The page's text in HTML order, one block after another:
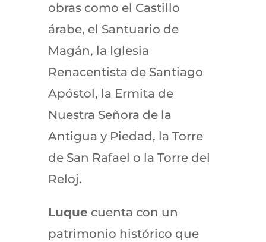
obras como el Castillo
árabe, el Santuario de
Magán, la Iglesia
Renacentista de Santiago
Apóstol, la Ermita de
Nuestra Señora de la
Antigua y Piedad, la Torre
de San Rafael o la Torre del
Reloj.
Luque cuenta con un
patrimonio histórico que